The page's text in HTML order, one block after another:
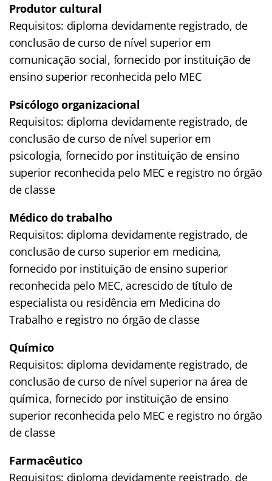
Produtor cultural
Requisitos: diploma devidamente registrado, de
conclusão de curso de nível superior em
comunicação social, fornecido por instituição de
ensino superior reconhecida pelo MEC
Psicólogo organizacional
Requisitos: diploma devidamente registrado, de
conclusão de curso de nível superior em
psicologia, fornecido por instituição de ensino
superior reconhecida pelo MEC e registro no órgão
de classe
Médico do trabalho
Requisitos: diploma devidamente registrado, de
conclusão de curso superior em medicina,
fornecido por instituição de ensino superior
reconhecida pelo MEC, acrescido de título de
especialista ou residência em Medicina do
Trabalho e registro no órgão de classe
Químico
Requisitos: diploma devidamente registrado, de
conclusão de curso de nível superior na área de
química, fornecido por instituição de ensino
superior reconhecida pelo MEC e registro no órgão
de classe
Farmacêutico
Requisitos: diploma devidamente registrado, de